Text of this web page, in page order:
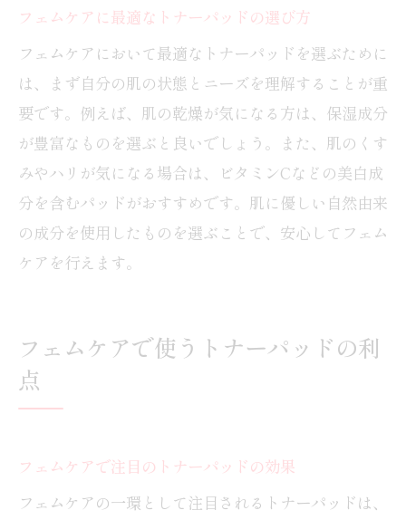
フェムケアに最適なトナーパッドの選び方
フェムケアにおいて最適なトナーパッドを選ぶために
は、まず自分の肌の状態とニーズを理解することが重
要です。例えば、肌の乾燥が気になる方は、保湿成分
が豊富なものを選ぶと良いでしょう。また、肌のくす
みやハリが気になる場合は、ビタミンCなどの美白成
分を含むパッドがおすすめです。肌に優しい自然由来
の成分を使用したものを選ぶことで、安心してフェム
ケアを行えます。
フェムケアで使うトナーパッドの利
点
フェムケアで注目のトナーパッドの効果
フェムケアの一環として注目されるトナーパッドは、